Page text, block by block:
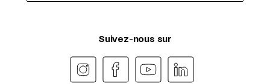
Suivez-nous sur